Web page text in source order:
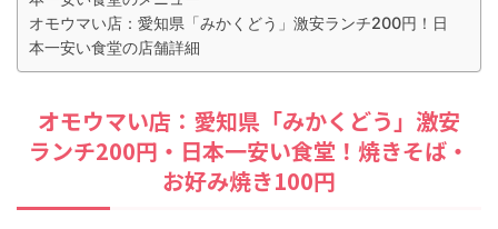
オモウマい店：愛知県「みかくどう」激安ランチ200円！日
本一安い食堂の店舗詳細
オモウマい店：愛知県「みかくどう」激安
ランチ200円・日本一安い食堂！焼きそば・
お好み焼き100円